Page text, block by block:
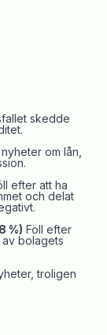
skedde
om lån,
efter att ha
och delat
%) Föll efter
bolagets
troligen